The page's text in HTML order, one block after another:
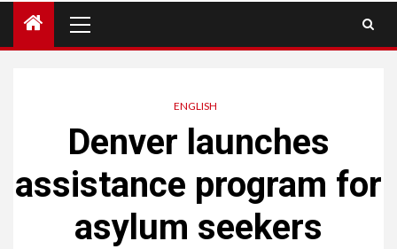
principal
ENGLISH
Denver launches
assistance program for
asylum seekers